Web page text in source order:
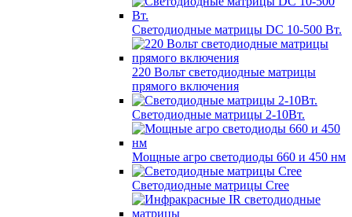
Светодиодные матрицы DC 10-500 Вт.
220 Вольт cветодиодные матрицы
прямого включения
Светодиодные матрицы 2-10Вт.
Мощные агро светодиоды 660 и 450 нм
Светодиодные матрицы Cree